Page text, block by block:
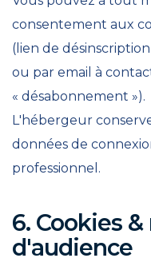
consentement aux
(lien de
ou par email à
« désabonnement »).
L'hébergeur
données de
professionnel.
6. Cookies
d'audience